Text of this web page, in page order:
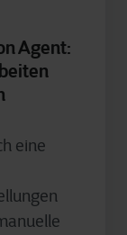
Agent:
eine